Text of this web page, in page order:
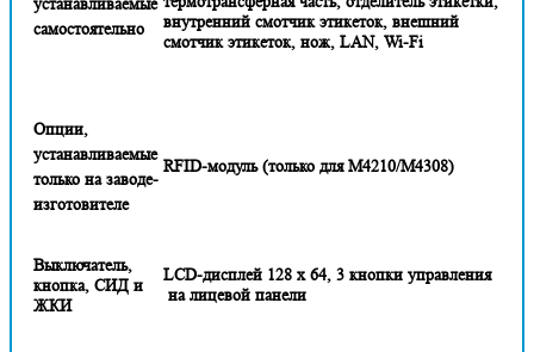
самостоятельно
внутренний смотчик этикеток, внешний
смотчик этикеток, нож, LAN, Wi-Fi
Опции,
устанавливаемые
только на заводе-
изготовителе
RFID-модуль (только для M4210/M4308)
Выключатель,
кнопка, СИД и
ЖКИ
LCD-дисплей 128 х 64, 3 кнопки управления
на лицевой панели